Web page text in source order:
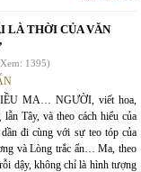
LÀ THỜI CỦA VĂN
1395)
MA… NGƯỜI, viết hoa,
Tây, và theo cách hiểu của
đi cùng với sự teo tóp của
và Lòng trắc ẩn… Ma, theo
dậy, không chỉ là hình tượng